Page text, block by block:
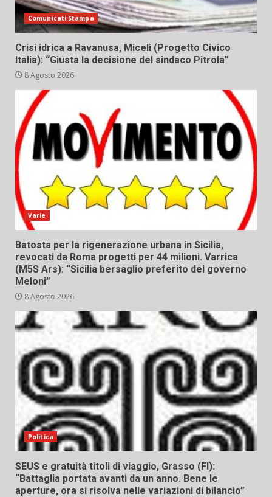
Comunicati Stampa
Crisi idrica a Ravanusa, Miceli (Progetto Civico
Italia): “Giusta la decisione del sindaco Pitrola”
8 Agosto 2026
Varie
Batosta per la rigenerazione urbana in Sicilia,
revocati da Roma progetti per 44 milioni. Varrica
(M5S Ars): “Sicilia bersaglio preferito del governo
Meloni”
8 Agosto 2026
Politica
SEUS e gratuità titoli di viaggio, Grasso (FI):
“Battaglia portata avanti da un anno. Bene le
aperture, ora si risolva nelle variazioni di bilancio”